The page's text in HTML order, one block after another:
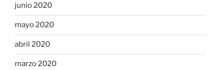
junio 2020
mayo 2020
abril 2020
marzo 2020